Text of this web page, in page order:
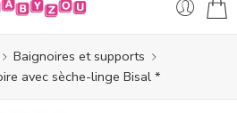
Baignoires et supports
avec sèche-linge Bisal *